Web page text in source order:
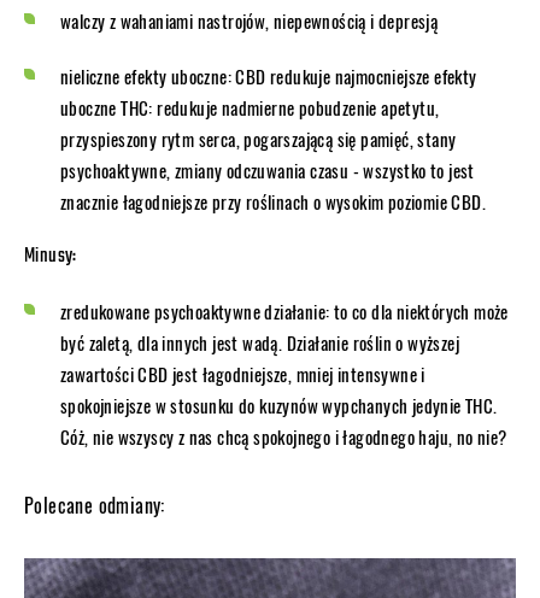
walczy z wahaniami nastrojów, niepewnością i depresją
nieliczne efekty uboczne: CBD redukuje najmocniejsze efekty
uboczne THC: redukuje nadmierne pobudzenie apetytu,
przyspieszony rytm serca, pogarszającą się pamięć, stany
psychoaktywne, zmiany odczuwania czasu - wszystko to jest
znacznie łagodniejsze przy roślinach o wysokim poziomie CBD.
Minusy:
zredukowane psychoaktywne działanie: to co dla niektórych może
być zaletą, dla innych jest wadą. Działanie roślin o wyższej
zawartości CBD jest łagodniejsze, mniej intensywne i
spokojniejsze w stosunku do kuzynów wypchanych jedynie THC.
Cóż, nie wszyscy z nas chcą spokojnego i łagodnego haju, no nie?
Polecane odmiany: